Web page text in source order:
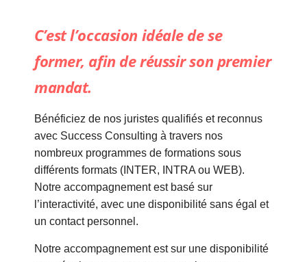
C’est l’occasion idéale de se
former, afin de réussir son premier
mandat.
Bénéficiez de nos juristes qualifiés et reconnus
avec Success Consulting à travers nos
nombreux programmes de formations sous
différents formats (INTER, INTRA ou WEB).
Notre accompagnement est basé sur
l’interactivité, avec une disponibilité sans égal et
un contact personnel.
Notre accompagnement est sur une disponibilité